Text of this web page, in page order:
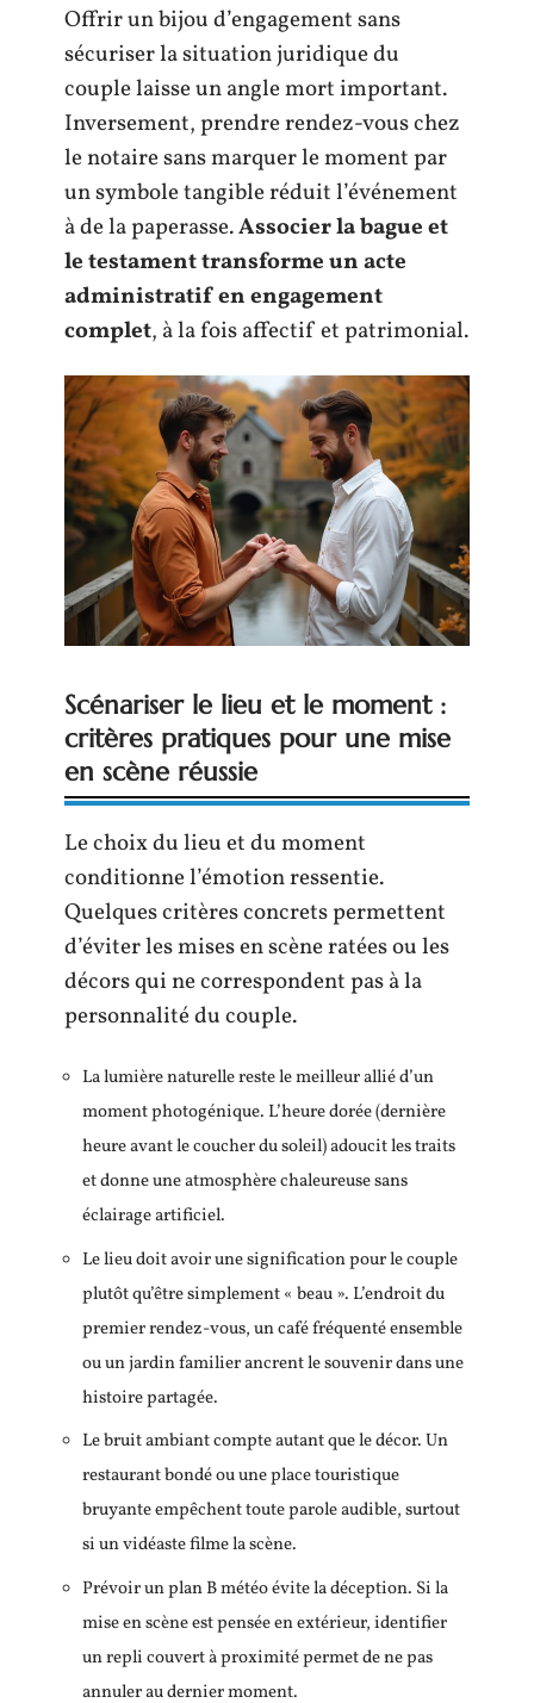
Offrir un bijou d’engagement sans
sécuriser la situation juridique du
couple laisse un angle mort important.
Inversement, prendre rendez-vous chez
le notaire sans marquer le moment par
un symbole tangible réduit l’événement
à de la paperasse.Associer la bague et
le testament transforme un acte
administratif en engagement
complet, à la fois affectif et patrimonial.
Scénariser le lieu et le moment :
critères pratiques pour une mise
en scène réussie
Le choix du lieu et du moment
conditionne l’émotion ressentie.
Quelques critères concrets permettent
d’éviter les mises en scène ratées ou les
décors qui ne correspondent pas à la
personnalité du couple.
La lumière naturelle reste le meilleur allié d’un
moment photogénique. L’heure dorée (dernière
heure avant le coucher du soleil) adoucit les traits
et donne une atmosphère chaleureuse sans
éclairage artificiel.
Le lieu doit avoir une signification pour le couple
plutôt qu’être simplement « beau ». L’endroit du
premier rendez-vous, un café fréquenté ensemble
ou un jardin familier ancrent le souvenir dans une
histoire partagée.
Le bruit ambiant compte autant que le décor. Un
restaurant bondé ou une place touristique
bruyante empêchent toute parole audible, surtout
si un vidéaste filme la scène.
Prévoir un plan B météo évite la déception. Si la
mise en scène est pensée en extérieur, identifier
un repli couvert à proximité permet de ne pas
annuler au dernier moment.